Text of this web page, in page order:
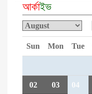
আর্কাইভ
Sun Mon Tue
02 03 04